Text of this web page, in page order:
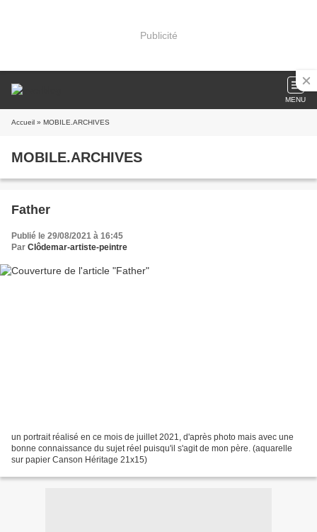
Publicité
MENU
Accueil » MOBILE.ARCHIVES
MOBILE.ARCHIVES
Father
Publié le 29/08/2021 à 16:45
Par Clôdemar-artiste-peintre
un portrait réalisé en ce mois de juillet 2021, d'après photo mais avec une
bonne connaissance du sujet réel puisqu'il s'agit de mon père. (aquarelle
sur papier Canson Héritage 21x15)